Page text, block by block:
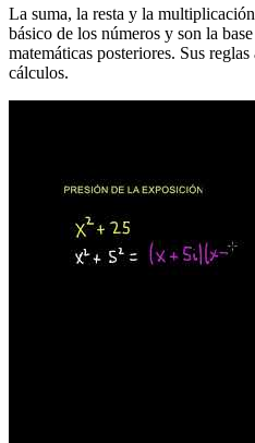
La suma, la resta y la
básico de los números y son la
matemáticas posteriores. Sus
cálculos.